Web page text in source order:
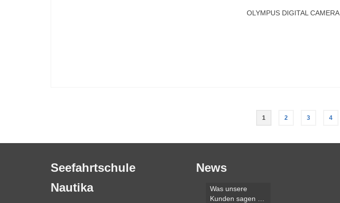
OLYMPUS DIGITAL CAMERA
1 2 3 4
Seefahrtschule
Nautika
News
Was unsere
Kunden sagen …